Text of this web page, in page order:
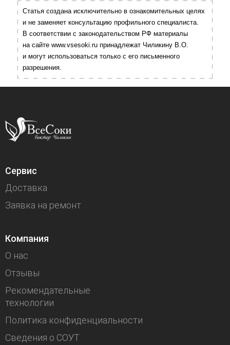
Статья создана исключительно в ознакомительных целях
и не заменяет консультацию профильного специалиста.
В соответствии с законодательством РФ материалы
на сайте www.vsesoki.ru принадлежат Чиликину В.О.
и могут использоваться только с его письменного
разрешения.
Сервис
Доставка
Заявка на ремонт
Компания
О нас
Отзывы
Рекомендательные
технологии
Политика конфиденциальности
Сведения о СОУТ